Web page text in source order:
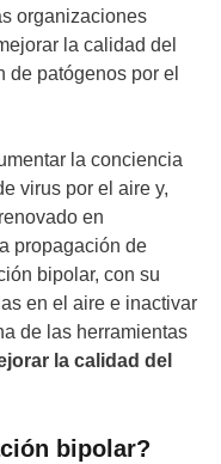
organizaciones
la calidad del
de patógenos por el
la conciencia
virus por el aire y,
en
propagación de
bipolar, con su
en el aire e inactivar
de las herramientas
la calidad del
bipolar?